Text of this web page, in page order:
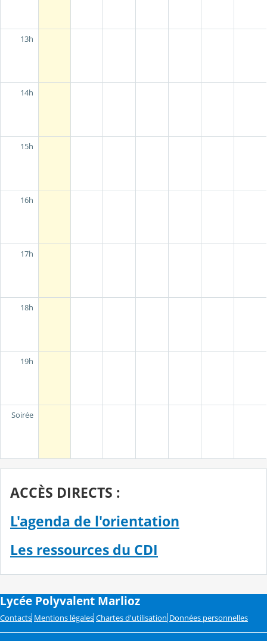
13h
14h
15h
16h
17h
18h
19h
Soirée
ACCÈS DIRECTS :
L'agenda de l'orientation
Les ressources du CDI
Lycée Polyvalent Marlioz
Contacts Mentions légales Chartes d'utilisation Données personnelles